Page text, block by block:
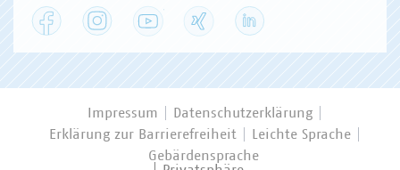
Facebook Instagram YouTube
Impressum
Datenschutzerklärung
Erklärung zur Barrierefreiheit
Leichte Sprache
Gebärdensprache